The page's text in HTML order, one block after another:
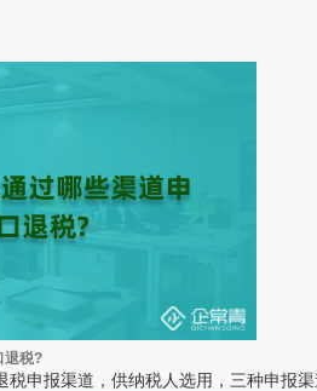
退税?
申报渠道，供纳税人选用，三种申报